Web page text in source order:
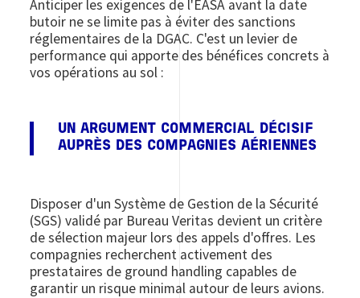
Anticiper les exigences de l'EASA avant la date
butoir ne se limite pas à éviter des sanctions
réglementaires de la DGAC. C'est un levier de
performance qui apporte des bénéfices concrets à
vos opérations au sol :
UN ARGUMENT COMMERCIAL DÉCISIF
AUPRÈS DES COMPAGNIES AÉRIENNES
Disposer d'un Système de Gestion de la Sécurité
(SGS) validé par Bureau Veritas devient un critère
de sélection majeur lors des appels d'offres. Les
compagnies recherchent activement des
prestataires de ground handling capables de
garantir un risque minimal autour de leurs avions.